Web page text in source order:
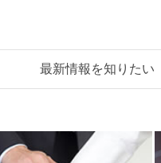
最新情報を知りたい